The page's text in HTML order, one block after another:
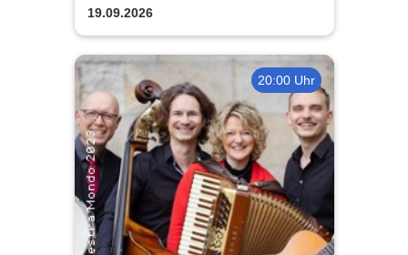
19.09.2026
20:00 Uhr